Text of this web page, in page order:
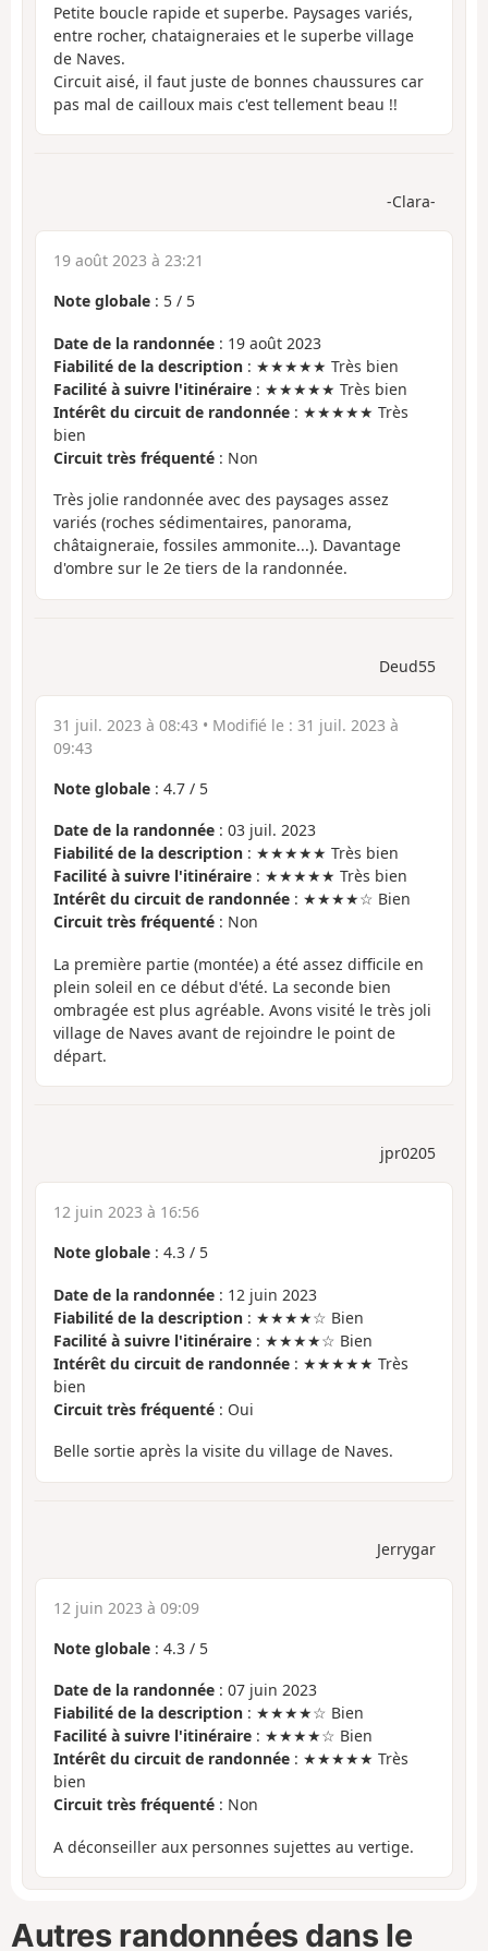
Petite boucle rapide et superbe. Paysages variés,
entre rocher, chataigneraies et le superbe village
de Naves.
Circuit aisé, il faut juste de bonnes chaussures car
pas mal de cailloux mais c'est tellement beau !!
-Clara-
19 août 2023 à 23:21
Note globale : 5 / 5
Date de la randonnée : 19 août 2023
Fiabilité de la description : ★★★★★ Très bien
Facilité à suivre l'itinéraire : ★★★★★ Très bien
Intérêt du circuit de randonnée : ★★★★★ Très
bien
Circuit très fréquenté : Non
Très jolie randonnée avec des paysages assez
variés (roches sédimentaires, panorama,
châtaigneraie, fossiles ammonite...). Davantage
d'ombre sur le 2e tiers de la randonnée.
Deud55
31 juil. 2023 à 08:43 • Modifié le : 31 juil. 2023 à
09:43
Note globale : 4.7 / 5
Date de la randonnée : 03 juil. 2023
Fiabilité de la description : ★★★★★ Très bien
Facilité à suivre l'itinéraire : ★★★★★ Très bien
Intérêt du circuit de randonnée : ★★★★☆ Bien
Circuit très fréquenté : Non
La première partie (montée) a été assez difficile en
plein soleil en ce début d'été. La seconde bien
ombragée est plus agréable. Avons visité le très joli
village de Naves avant de rejoindre le point de
départ.
jpr0205
12 juin 2023 à 16:56
Note globale : 4.3 / 5
Date de la randonnée : 12 juin 2023
Fiabilité de la description : ★★★★☆ Bien
Facilité à suivre l'itinéraire : ★★★★☆ Bien
Intérêt du circuit de randonnée : ★★★★★ Très
bien
Circuit très fréquenté : Oui
Belle sortie après la visite du village de Naves.
Jerrygar
12 juin 2023 à 09:09
Note globale : 4.3 / 5
Date de la randonnée : 07 juin 2023
Fiabilité de la description : ★★★★☆ Bien
Facilité à suivre l'itinéraire : ★★★★☆ Bien
Intérêt du circuit de randonnée : ★★★★★ Très
bien
Circuit très fréquenté : Non
A déconseiller aux personnes sujettes au vertige.
Autres randonnées dans le